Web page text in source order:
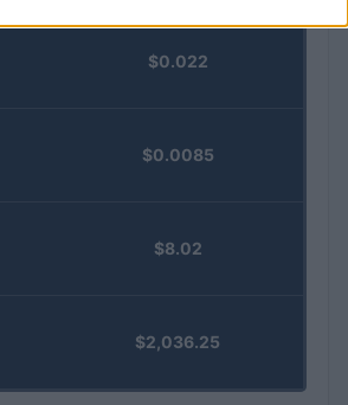
$0.022
$0.0085
$8.02
$2,036.25